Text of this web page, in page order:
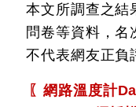
本文所調查之結
問卷等資料，名
不代表網友正負
〖網路溫度計